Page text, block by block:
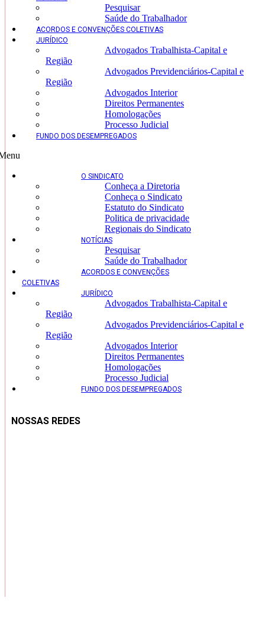
Pesquisar
Saúde do Trabalhador
ACORDOS E CONVENÇÕES COLETIVAS
JURÍDICO
Advogados Trabalhista-Capital e
Região
Advogados Previdenciários-Capital e
Região
Advogados Interior
Direitos Permanentes
Homologações
Processo Judicial
FUNDO DOS DESEMPREGADOS
O SINDICATO
Conheça a Diretoria
Conheça o Sindicato
Estatuto do Sindicato
Politica de privacidade
Regionais do Sindicato
NOTÍCIAS
Pesquisar
Saúde do Trabalhador
ACORDOS E CONVENÇÕES
COLETIVAS
JURÍDICO
Advogados Trabalhista-Capital e
Região
Advogados Previdenciários-Capital e
Região
Advogados Interior
Direitos Permanentes
Homologações
Processo Judicial
FUNDO DOS DESEMPREGADOS
NOSSAS REDES